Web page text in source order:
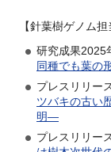
【針葉樹ゲノム担
研究成果2025
同種でも葉の
プレスリリー
ツバキの古い
明—
プレスリリー